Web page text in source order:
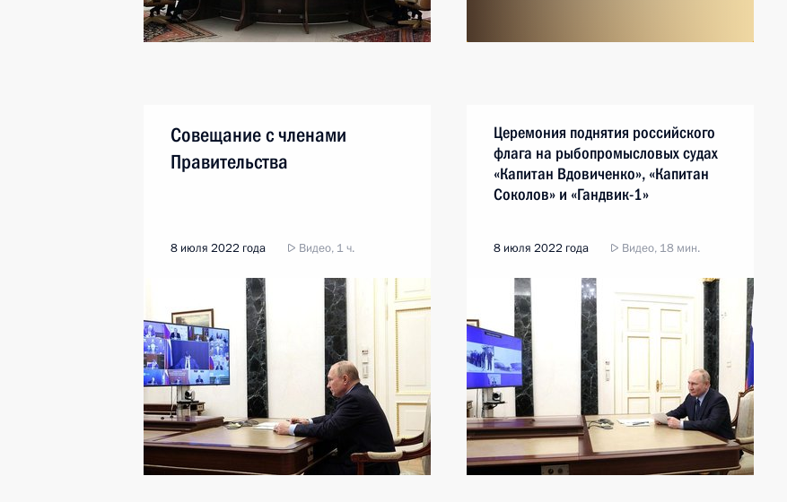
Совещание с членами
Правительства
8 июля 2022 года Видео, 1 ч.
Церемония поднятия российского
флага на рыбопромысловых судах
«Капитан Вдовиченко», «Капитан
Соколов» и «Гандвик-1»
8 июля 2022 года Видео, 18 мин.